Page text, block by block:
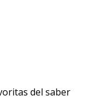
del saber